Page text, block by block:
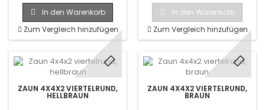
In den Warenkorb
Zum Vergleich hinzufügen
In den Warenkorb
Zum Vergleich hinzufügen
ZAUN 4X4X2 VIERTELRUND,
HELLBRAUN
ZAUN 4X4X2 VIERTELRUND,
BRAUN